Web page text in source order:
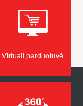
Virtuali parduotuvė